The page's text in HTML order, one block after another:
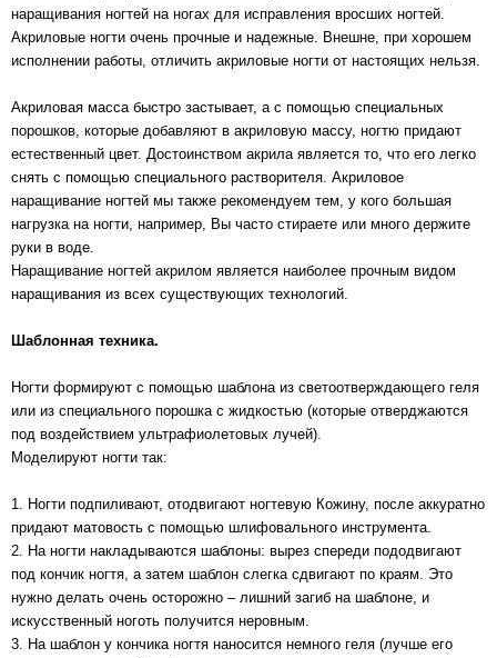
наращивания ногтей на ногах для исправления вросших ногтей.
Акриловые ногти очень прочные и надежные. Внешне, при хорошем
исполнении работы, отличить акриловые ногти от настоящих нельзя.
Акриловая масса быстро застывает, а с помощью специальных
порошков, которые добавляют в акриловую массу, ногтю придают
естественный цвет. Достоинством акрила является то, что его легко
снять с помощью специального растворителя. Акриловое
наращивание ногтей мы также рекомендуем тем, у кого большая
нагрузка на ногти, например, Вы часто стираете или много держите
руки в воде.
Наращивание ногтей акрилом является наиболее прочным видом
наращивания из всех существующих технологий.
Шаблонная техника.
Ногти формируют с помощью шаблона из светоотверждающего геля
или из специального порошка с жидкостью (которые отверджаются
под воздействием ультрафиолетовых лучей).
Моделируют ногти так:
1. Ногти подпиливают, отодвигают ногтевую Кожину, после аккуратно
придают матовость с помощью шлифовального инструмента.
2. На ногти накладываются шаблоны: вырез спереди пододвигают
под кончик ногтя, а затем шаблон слегка сдвигают по краям. Это
нужно делать очень осторожно – лишний загиб на шаблоне, и
искусственный ноготь получится неровным.
3. На шаблон у кончика ногтя наносится немного геля (лучше его